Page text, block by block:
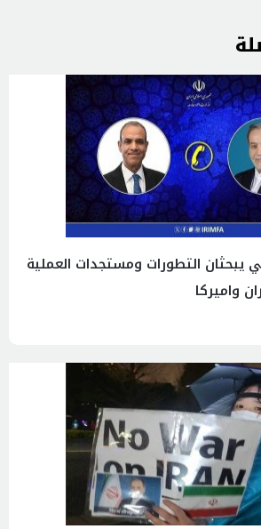
يبحثان التطورات ومستجدات العملية
واميركا